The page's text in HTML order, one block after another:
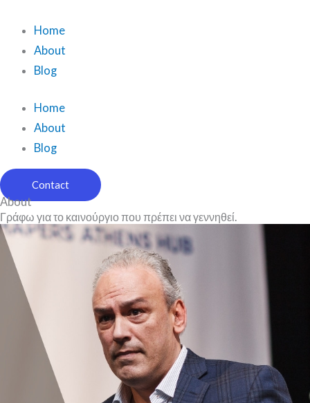
περιεχόμενο
Home
About
Blog
Home
About
Blog
Contact
About
Γράφω για το καινούργιο που πρέπει να γεννηθεί.